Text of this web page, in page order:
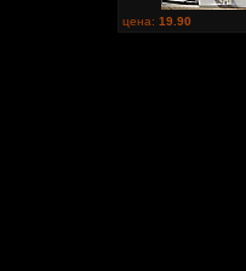
цена: 19.90